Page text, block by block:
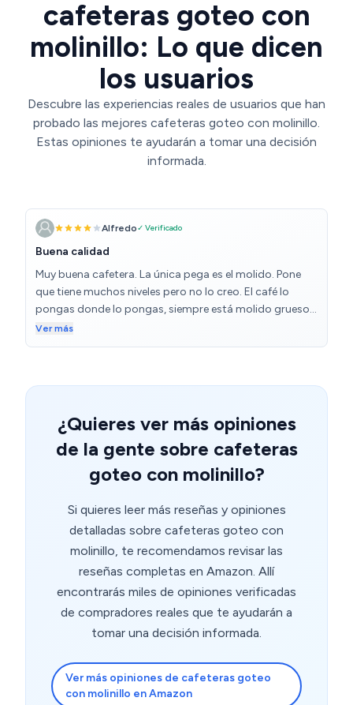
cafeteras goteo con
molinillo: Lo que dicen
los usuarios
Descubre las experiencias reales de usuarios que han
probado las mejores cafeteras goteo con molinillo.
Estas opiniones te ayudarán a tomar una decisión
informada.
Alfredo✓ Verificado
Buena calidad
Muy buena cafetera. La única pega es el molido. Pone
que tiene muchos niveles pero no lo creo. El café lo
pongas donde lo pongas, siempre está molido grueso.
Por lo demás la recomiendo.
Ver más
¿Quieres ver más opiniones
de la gente sobre cafeteras
goteo con molinillo?
Si quieres leer más reseñas y opiniones
detalladas sobre cafeteras goteo con
molinillo, te recomendamos revisar las
reseñas completas en Amazon. Allí
encontrarás miles de opiniones verificadas
de compradores reales que te ayudarán a
tomar una decisión informada.
Ver más opiniones de cafeteras goteo
con molinillo en Amazon